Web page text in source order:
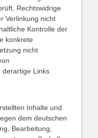
Rechtswidrige
Verlinkung nicht
Kontrolle der
konkrete
nicht
derartige Links
Inhalte und
dem deutschen
Bearbeitung,